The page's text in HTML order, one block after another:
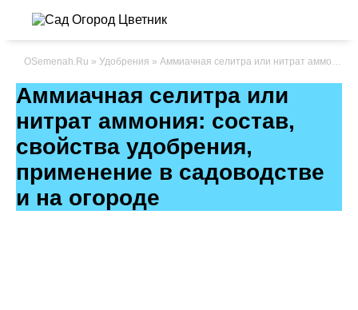
OSemenah.Ru » Удобрения » Аммиачная селитра или нитрат аммония: состав, свойства удобрения, применение в садоводстве и на огороде
Аммиачная селитра или
нитрат аммония: состав,
свойства удобрения,
применение в садоводстве
и на огороде